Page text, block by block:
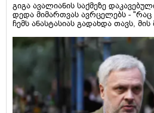
გიგა ავალიანის საქმეზე
დედა მიმართვას ავრცელებს - "რაც
ჩემს ანასტასიას გადახდა თავს,